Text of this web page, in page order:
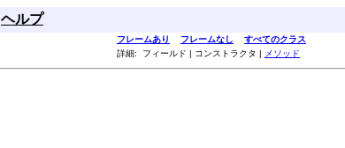
ヘルプ
フレームあり フレームなし
すべてのクラス
詳細: フィールド | コンストラクタ | メソッド